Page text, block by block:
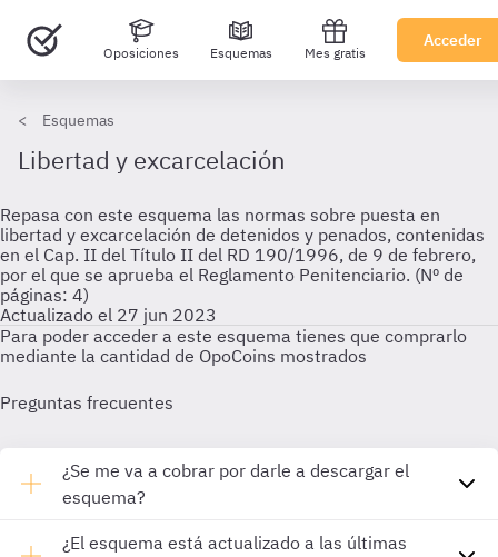
Oposiciones Esquemas Mes gratis
Acceder
Esquemas
Libertad y excarcelación
Repasa con este esquema las normas sobre puesta en
libertad y excarcelación de detenidos y penados, contenidas
en el Cap. II del Título II del RD 190/1996, de 9 de febrero,
por el que se aprueba el Reglamento Penitenciario. (Nº de
páginas: 4)
Actualizado el 27 jun 2023
Para poder acceder a este esquema tienes que comprarlo
mediante la cantidad de OpoCoins mostrados
Preguntas frecuentes
¿Se me va a cobrar por darle a descargar el
esquema?
¿El esquema está actualizado a las últimas